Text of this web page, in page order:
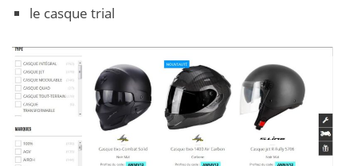
le casque trial